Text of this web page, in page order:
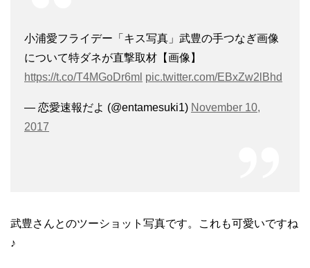
小浦愛フライデー「キス写真」武豊の手つなぎ画像
について特ダネが直撃取材【画像】
https://t.co/T4MGoDr6ml pic.twitter.com/EBxZw2lBhd
— 恋愛速報だよ (@entamesuki1) November 10,
2017
武豊さんとのツーショット写真です。これも可愛いですね
♪